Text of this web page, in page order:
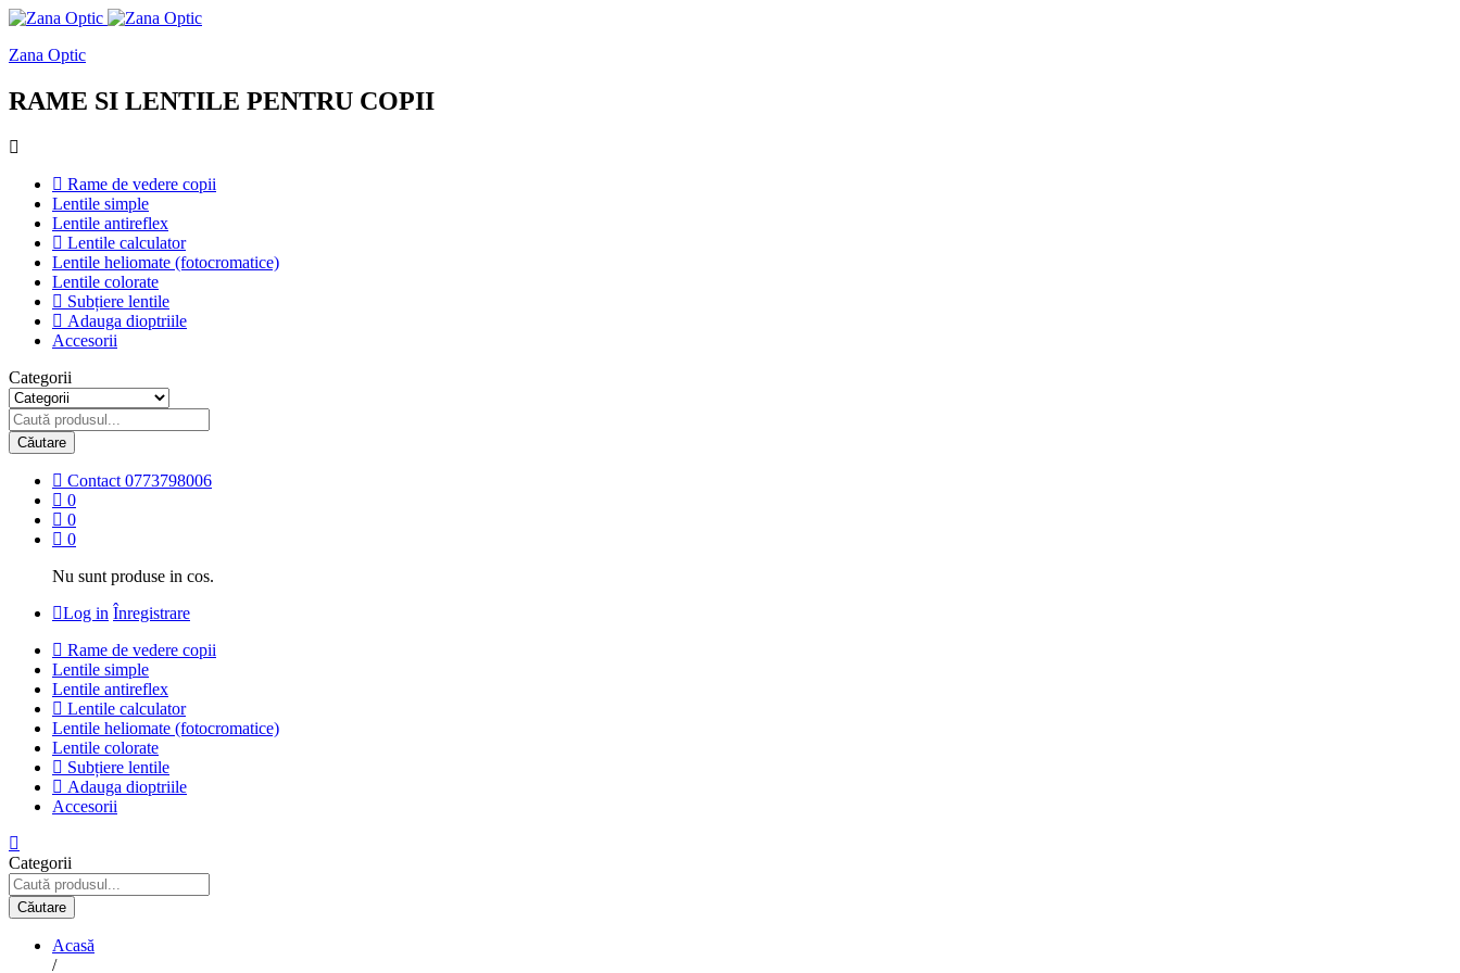
Zana Optic
RAME SI LENTILE PENTRU COPII
Rame de vedere copii
Lentile simple
Lentile antireflex
Lentile calculator
Lentile heliomate (fotocromatice)
Lentile colorate
Subțiere lentile
Adauga dioptriile
Accesorii
Categorii
Căutare
Contact 0773798006
0
0
0
Nu sunt produse in cos.
Log in Înregistrare
Rame de vedere copii
Lentile simple
Lentile antireflex
Lentile calculator
Lentile heliomate (fotocromatice)
Lentile colorate
Subțiere lentile
Adauga dioptriile
Accesorii
Categorii
Căutare
Acasă
/